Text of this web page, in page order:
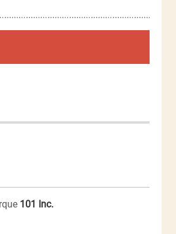
101 Inc.